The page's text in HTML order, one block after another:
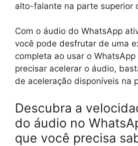
alto-falante na parte superior
Com o áudio do WhatsApp
você pode desfrutar de uma
completa ao usar o WhatsApp
precisar acelerar o áudio,
de aceleração disponíveis na
Descubra a
do áudio no
que você precisa